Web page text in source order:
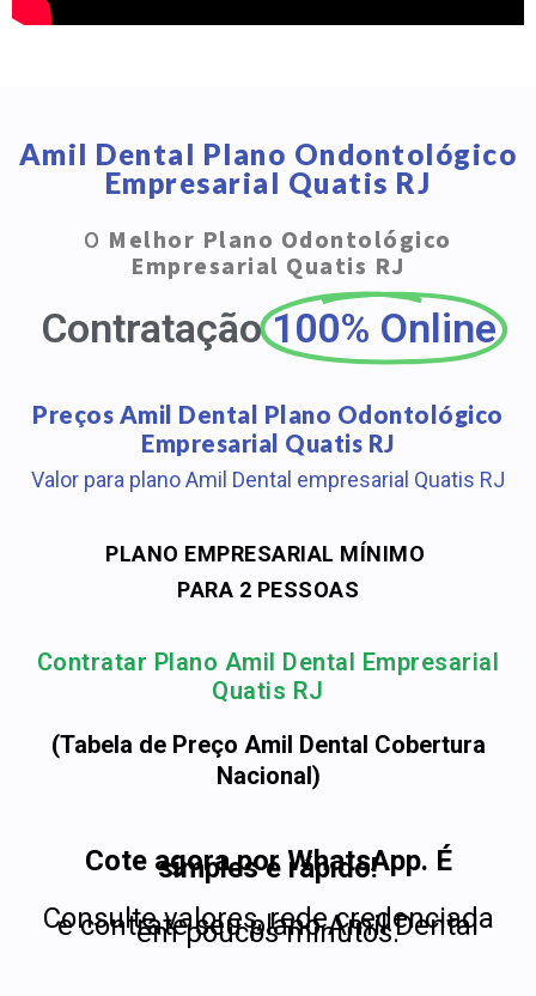
Amil Dental Plano Ondontológico
Empresarial Quatis RJ
O Melhor Plano Odontológico
Empresarial Quatis RJ
Contratação 100% Online
Preços Amil Dental Plano Odontológico
Empresarial Quatis RJ
Valor para plano Amil Dental empresarial Quatis RJ
PLANO EMPRESARIAL MÍNIMO
PARA 2 PESSOAS
Contratar Plano Amil Dental Empresarial
Quatis RJ
(Tabela de Preço Amil Dental Cobertura
Nacional)
Cote agora por WhatsApp. É
simples e rápido!
Consulte valores, rede credenciada
e contrate seu plano Amil Dental
em poucos minutos.